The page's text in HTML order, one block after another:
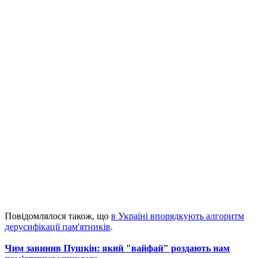
Повідомлялося також, що в Україні впорядкують алгоритм
дерусифікації пам'ятників.
Чим завинив Пушкін: який "вайфай" роздають нам